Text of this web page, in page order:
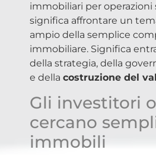
immobiliari per
significa affrontare un
ampio della semplice
immobiliare. Significa
della strategia, della
e della costruzione del
Gli investitori
cercano
immobili